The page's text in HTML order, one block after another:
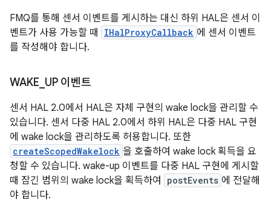
FMQ를 통해 센서 이벤트를 게시하는 대신 하위 HAL은 센서 이
벤트가 사용 가능할 때
IHalProxyCallback 에 센서 이벤트
를 작성해야 합니다.
WAKE UP 이벤트
센서 HAL 2.0에서 HAL은 자체 구현의 wake lock을 관리할 수
있습니다. 센서 다중 HAL 2.0에서 하위 HAL은 다중 HAL 구현
에 wake lock을 관리하도록 허용합니다. 또한
createScopedWakelock 을 호출하여 wake lock 획득을 요
청할 수 있습니다. wake-up 이벤트를 다중 HAL 구현에 게시할
때 잠긴 범위의 wake lock을 획득하여
postEvents 에 전달해
야 합니다.